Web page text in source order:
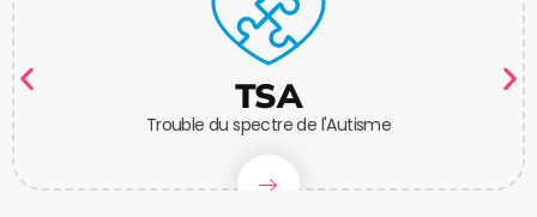
TSA
Trouble du spectre de l'Autisme